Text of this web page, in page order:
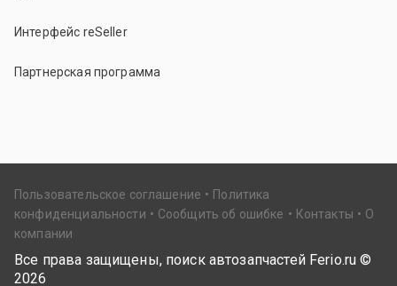
Интерфейс reSeller
Партнерская программа
Пользовательское соглашение
Политика
конфиденциальности
Сообщить об ошибке Контакты
О
компании
Все права защищены, поиск автозапчастей Ferio.ru ©
2026